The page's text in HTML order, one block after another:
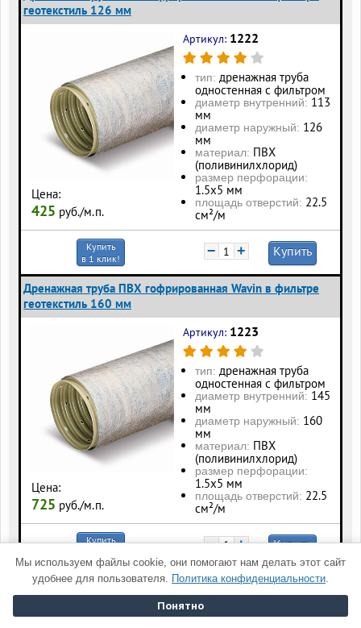
геотекстиль 126 мм
Цена:
425 руб./м.п.
Артикул: 1222
тип: дренажная труба
одностенная с фильтром
диаметр внутренний: 113
мм
диаметр наружный: 126
мм
материал: ПВХ
(поливинилхлорид)
размер перфорации:
1.5х5 мм
площадь отверстий: 22.5
см²/м
Купить
в 1 клик!
− + Купить
Дренажная труба ПВХ гофрированная Wavin в фильтре
геотекстиль 160 мм
Цена:
725 руб./м.п.
Артикул: 1223
тип: дренажная труба
одностенная с фильтром
диаметр внутренний: 145
мм
диаметр наружный: 160
мм
материал: ПВХ
(поливинилхлорид)
размер перфорации:
1.5х5 мм
площадь отверстий: 22.5
см²/м
Купить
− + Купить
Полный прайс-лист по данному товару смотрите тут
Мы используем файлы cookie, они помогают нам делать этот сайт
удобнее для пользователя. Политика конфиденциальности.
Понятно